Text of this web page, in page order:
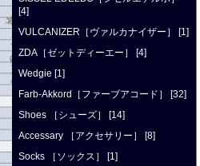
[4]
VULCANIZER［ヴァルカナイザー］ [1]
ZDA［ゼットディーエー］ [4]
Wedgie [1]
Farb-Akkord［ファーブアコード］ [32]
Shoes ［シューズ］ [14]
Accessary ［アクセサリー］ [8]
Socks ［ソックス］ [1]